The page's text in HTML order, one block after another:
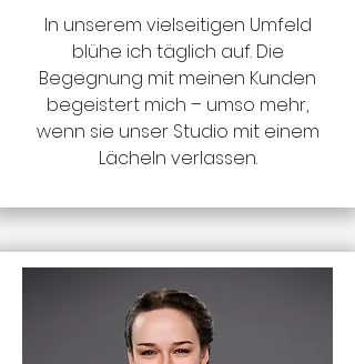
In unserem vielseitigen Umfeld
blühe ich täglich auf. Die
Begegnung mit meinen Kunden
begeistert mich – umso mehr,
wenn sie unser Studio mit einem
Lächeln verlassen.